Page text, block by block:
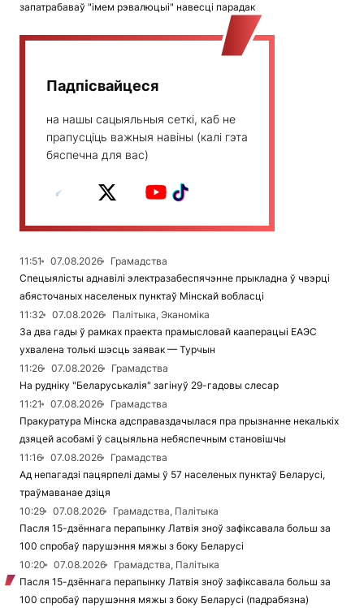
запатрабаваў "імем рэвалюцыі" навесці парадак
Падпісвайцеся
на нашы сацыяльныя сеткі, каб не
прапусціць важныя навіны (калі гэта
бяспечна для вас)
11:51 07.08.2026
Грамадства
Спецыялісты аднавілі электразабеспячэнне прыкладна ў чвэрці
абясточаных населеных пунктаў Мінскай вобласці
11:32
07.08.2026
Палітыка, Эканоміка
За два гады ў рамках праекта прамысловай кааперацыі ЕАЭС
ухвалена толькі шэсць заявак — Турчын
11:26
07.08.2026
Грамадства
На рудніку "Беларуськалія" загінуў 29-гадовы слесар
11:21
07.08.2026
Грамадства
Пракуратура Мінска адсправаздачылася пра прызнанне некалькіх
дзяцей асобамі ў сацыяльна небяспечным становішчы
11:16
07.08.2026
Грамадства
Ад непагадзі пацярпелі дамы ў 57 населеных пунктаў Беларусі,
траўмаванае дзіця
10:29
07.08.2026
Грамадства, Палітыка
Пасля 15-дзённага перапынку Латвія зноў зафіксавала больш за
100 спробаў парушэння мяжы з боку Беларусі
10:20
07.08.2026
Грамадства, Палітыка
Пасля 15-дзённага перапынку Латвія зноў зафіксавала больш за
100 спробаў парушэння мяжы з боку Беларусі (падрабязна)